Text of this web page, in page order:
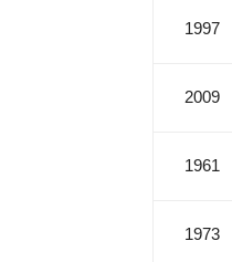
1997
2009
1961
1973